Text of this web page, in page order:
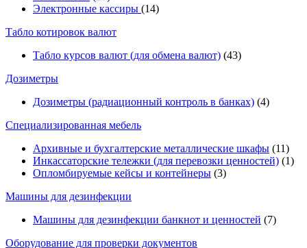
Электронные кассиры (14)
Табло котировок валют
Табло курсов валют (для обмена валют) (43)
Дозиметры
Дозиметры (радиационный контроль в банках) (4)
Специализированная мебель
Архивные и бухгалтерские металлические шкафы (11)
Инкассаторские тележки (для перевозки ценностей) (1)
Опломбируемые кейсы и контейнеры (3)
Машины для дезинфекции
Машины для дезинфекции банкнот и ценностей (7)
Оборудование для проверки документов